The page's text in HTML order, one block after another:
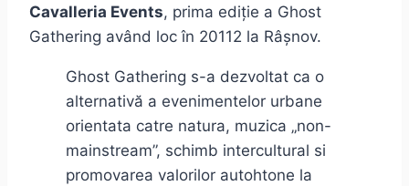
Cavalleria Events, prima ediție a Ghost
Gathering având loc în 20112 la Râșnov.
Ghost Gathering s-a dezvoltat ca o
alternativă a evenimentelor urbane
orientata catre natura, muzica „non-
mainstream”, schimb intercultural si
promovarea valorilor autohtone la